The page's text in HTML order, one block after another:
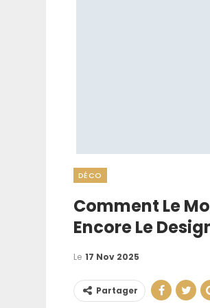
DÉCO
Comment Le
Encore Le
Le 17 Nov 2025
Partager